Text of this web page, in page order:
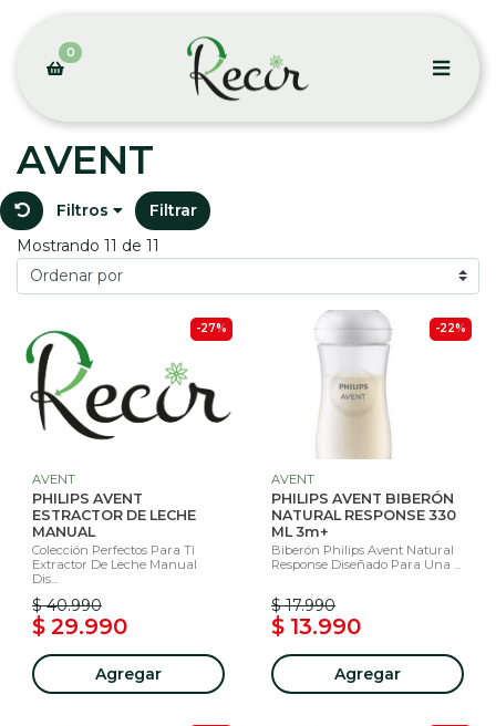
0
AVENT
Filtros
Filtrar
Mostrando 11 de 11
-27%
AVENT
PHILIPS AVENT
ESTRACTOR DE LECHE
MANUAL
Colección Perfectos Para Ti
Extractor De Leche Manual
Dis...
$ 40.990
$ 29.990
Agregar
-22%
AVENT
PHILIPS AVENT BIBERÓN
NATURAL RESPONSE 330
ML 3m+
Biberón Philips Avent Natural
Response Diseñado Para Una ...
$ 17.990
$ 13.990
Agregar